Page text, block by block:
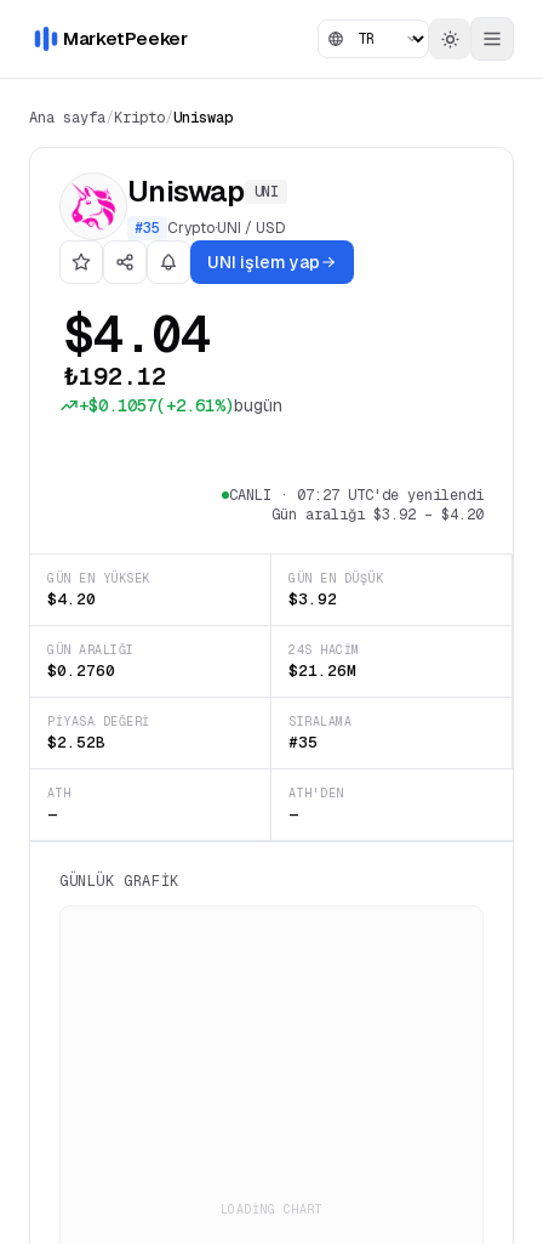
MarketPeeker
Ana sayfa/Kripto/Uniswap
Uniswap UNI
#35 Crypto·UNI / USD
UNI işlem yap
$4.04
₺192.12
+$0.1057(+2.61%)bugün
CANLI · 07:27 UTC'de yenilendi
Gün aralığı $3.92 – $4.20
GÜN EN YÜKSEK
$4.20
GÜN EN DÜŞÜK
$3.92
GÜN ARALIĞI
$0.2760
24S HACIM
$21.26M
PIYASA DEĞERI
$2.52B
SIRALAMA
#35
ATH
—
ATH'DEN
—
GÜNLÜK GRAFIK
LOADING CHART